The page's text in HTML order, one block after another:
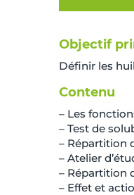
Objectif
Définir les
Contenu
– Les
– Test de
– Répartition
– Atelier
– Répartition
– Effet et